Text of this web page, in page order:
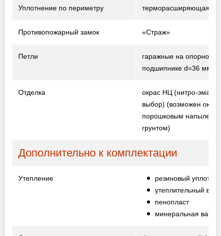
Уплотнение по периметру терморасширяющаяся
Противопожарный замок «Страж»
Петли
гаражные на опорном
подшипнике d=36 мм
Отделка
окрас НЦ (нитро-эмаль,
выбор) (возможен окрас
порошковым
грунтом)
Дополнительно к комплектации
Утепление
резиновый
утеплительный
пенопласт
минеральная вата